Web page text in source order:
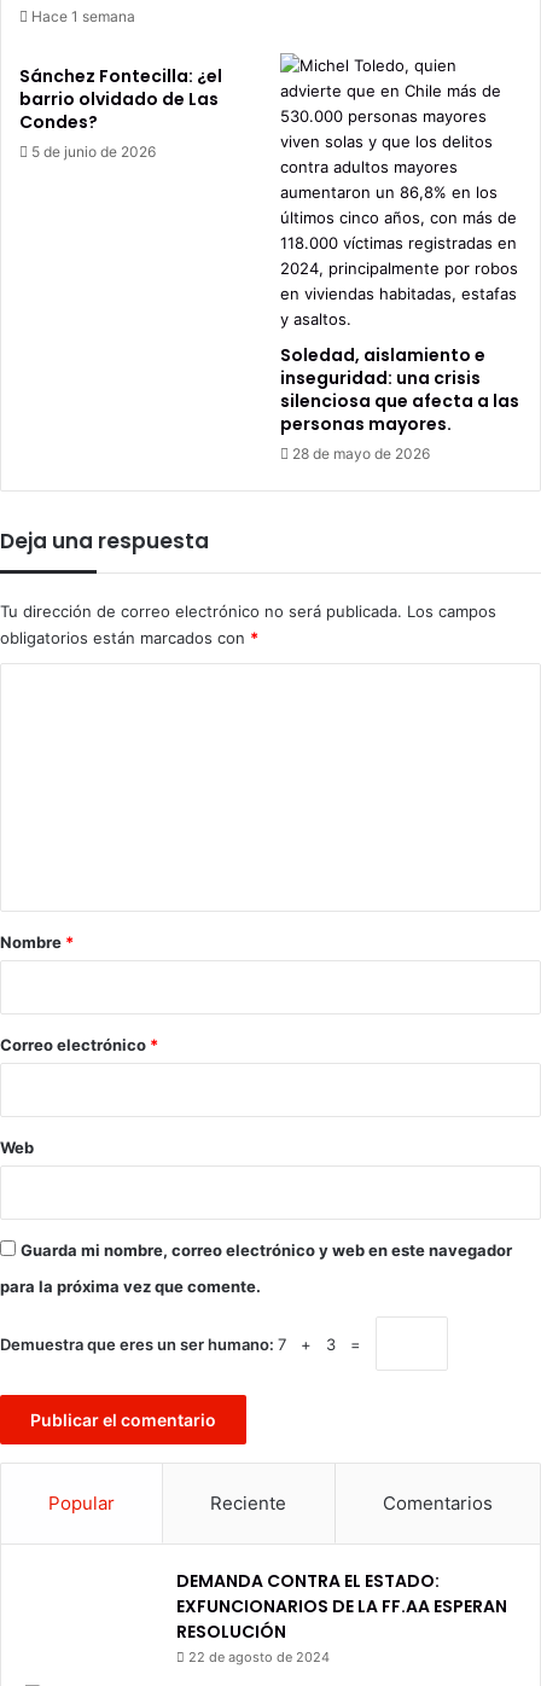
Hace 1 semana
Sánchez Fontecilla: ¿el
barrio olvidado de Las
Condes?
5 de junio de 2026
Soledad, aislamiento e
inseguridad: una crisis
silenciosa que afecta a las
personas mayores.
28 de mayo de 2026
Deja una respuesta
Tu dirección de correo electrónico no será publicada. Los campos
obligatorios están marcados con *
r
*
Nombre *
Correo electrónico *
Web
Guarda mi nombre, correo electrónico y web en este navegador
para la próxima vez que comente.
Demuestra que eres un ser humano: 7 + 3 =
Popular Reciente Comentarios
DEMANDA CONTRA EL ESTADO:
EXFUNCIONARIOS DE LA FF.AA ESPERAN
RESOLUCIÓN
22 de agosto de 2024